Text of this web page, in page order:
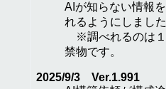
AIが知らない情報
れるようにしました
※調べれるのは１
禁物です。
2025/9/3 Ver.1.991